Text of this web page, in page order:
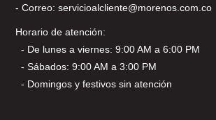
- Correo: servicioalcliente@morenos.com.co
Horario de atención:
- De lunes a viernes: 9:00 AM a 6:00 PM
- Sábados: 9:00 AM a 3:00 PM
- Domingos y festivos sin atención